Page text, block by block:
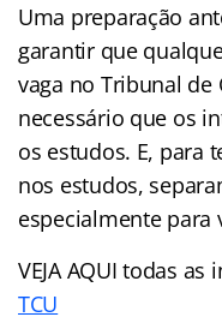
Uma preparação
garantir que
vaga no Tribunal de
necessário que os
os estudos. E, para
nos estudos,
especialmente para
VEJA AQUI todas
TCU